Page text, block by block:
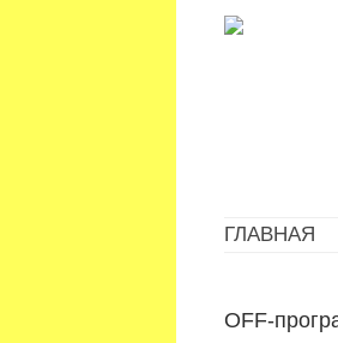
ГЛАВНАЯ
OFF-